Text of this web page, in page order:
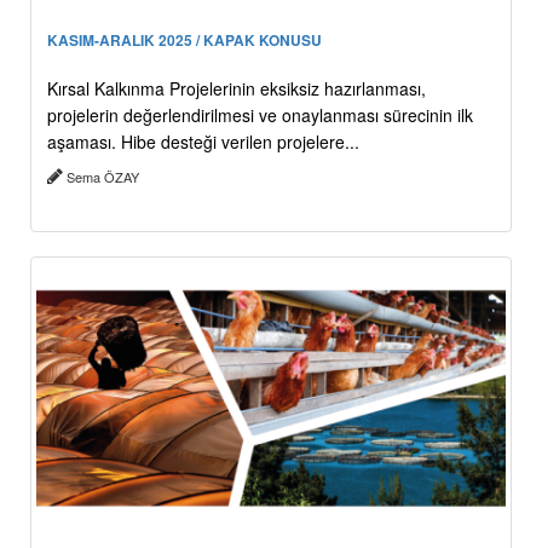
KASIM-ARALIK 2025 / KAPAK KONUSU
Kırsal Kalkınma Projelerinin eksiksiz hazırlanması,
projelerin değerlendirilmesi ve onaylanması sürecinin ilk
aşaması. Hibe desteği verilen projelere...
Sema ÖZAY